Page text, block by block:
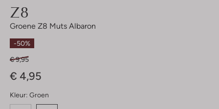
Z8
Groene Z8 Muts Albaron
-50%
€ 9,95
€ 4,95
Kleur: Groen